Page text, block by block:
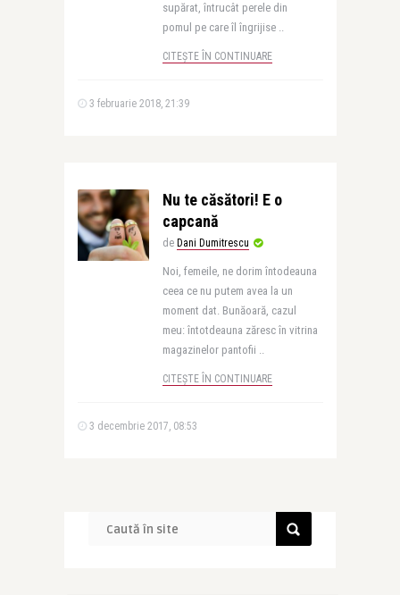
supărat, întrucât perele din
pomul pe care îl îngrijise ..
CITEȘTE ÎN CONTINUARE
3 februarie 2018, 21:39
Nu te căsători! E o
capcană
de Dani Dumitrescu
Noi, femeile, ne dorim întodeauna
ceea ce nu putem avea la un
moment dat. Bunăoară, cazul
meu: întotdeauna zăresc în vitrina
magazinelor pantofii ..
CITEȘTE ÎN CONTINUARE
3 decembrie 2017, 08:53